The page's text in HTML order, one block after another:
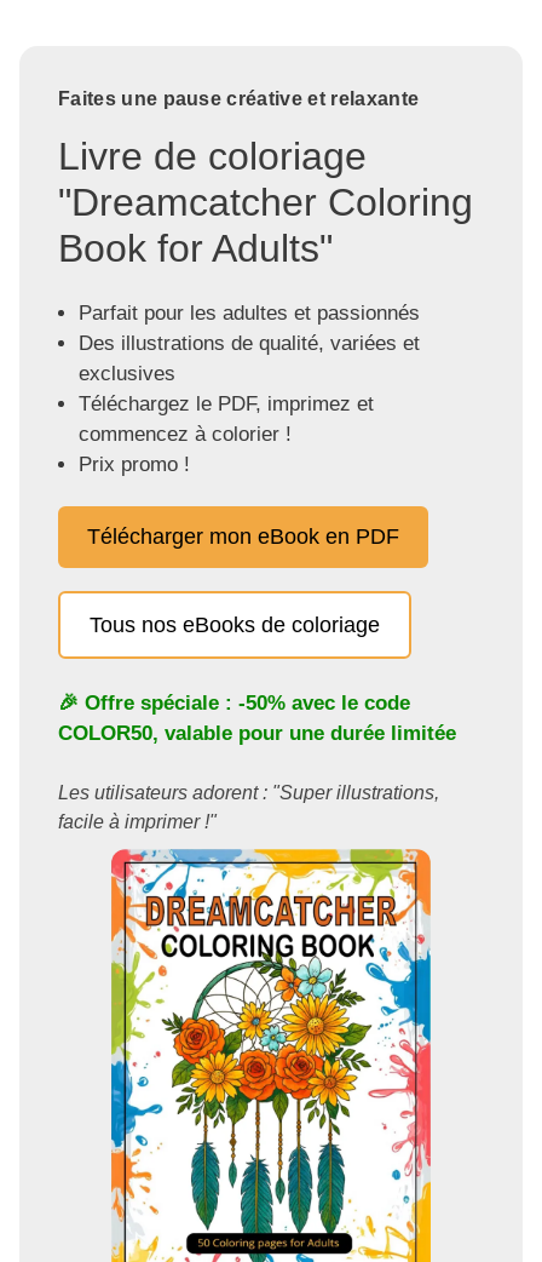
Faites une pause créative et relaxante
Livre de coloriage
"Dreamcatcher Coloring
Book for Adults"
Parfait pour les adultes et passionnés
Des illustrations de qualité, variées et
exclusives
Téléchargez le PDF, imprimez et
commencez à colorier !
Prix promo !
Télécharger mon eBook en PDF
Tous nos eBooks de coloriage
🎉 Offre spéciale : -50% avec le code
COLOR50, valable pour une durée limitée
Les utilisateurs adorent : "Super illustrations,
facile à imprimer !"